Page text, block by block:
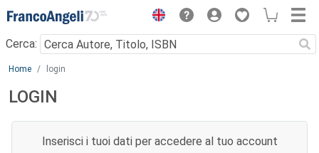
Menu
Cerca:
Main content
Home login
LOGIN
Inserisci i tuoi dati per accedere al tuo account